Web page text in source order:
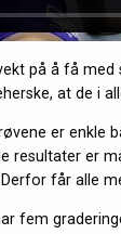
på å få
at de i
er enkle
resultater er
får alle
fem